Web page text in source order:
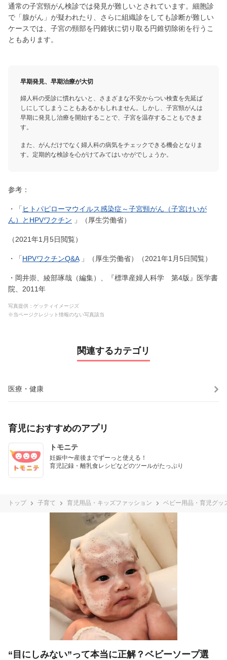
通常の子宮頸がん検診では発見が難しいとされています。細胞診
で「腺がん」が疑われたり、さらに組織診をしても診断が難しい
ケースでは、子宮の頸部を円錐状に切り取る円錐切除術を行うこ
ともあります。
早期発見、早期治療が大切
婦人科の受診に慣れないと、さまざまな不安からつい検査を先延ば
しにしてしまうこともあるかもしれません。しかし、子宮頸がんは
早期に発見し治療を開始することで、子宮を温存することもできま
す。
また、がんだけでなく婦人科の病気をチェックできる機会となりま
す。定期的な検診を心がけてみてはいかがでしょうか。
参考：
・「 ヒトパピローマウイルス感染症～子宮頸がん（子宮けいが
ん）とHPVワクチン 」（厚生労働省）
（2021年1月5日閲覧）
・「HPVワクチンQ&A」（厚生労働省）（2021年1月5日閲覧）
・岡井崇、綾部琢哉（編集）、『標準産婦人科学 第4版』医学書
院、2011年
写真提供：ゲッティイメージズ
※当ページクレジット情報のない写真該当
関連するカテゴリ
医療・健康
育児におすすめのアプリ
トモニテ
妊娠中〜産後までずーっと使える！
育児記録・離乳食レシピなどのツールがたっぷり
トップ 子育て 育児用品・キッズファッション ベビー用品・育児グッ
“目にしみない”って本当に正解？ベビーソープ選